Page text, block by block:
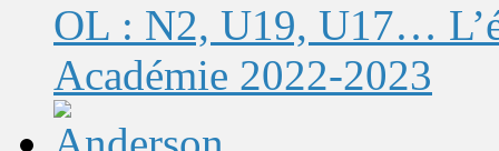
OL : N2, U19, U17…
Académie 2022-2023